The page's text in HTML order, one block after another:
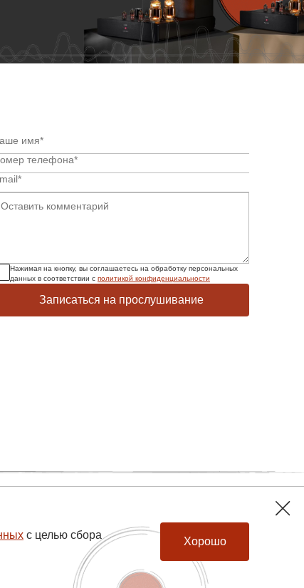
Нажимая на кнопку, вы соглашаетесь на обработку персональных
данных в соответствии с политикой конфиденциальности
Записаться на прослушивание
© 2026, hiendmusic.ru. все права защищены
с целью сбора
Хорошо